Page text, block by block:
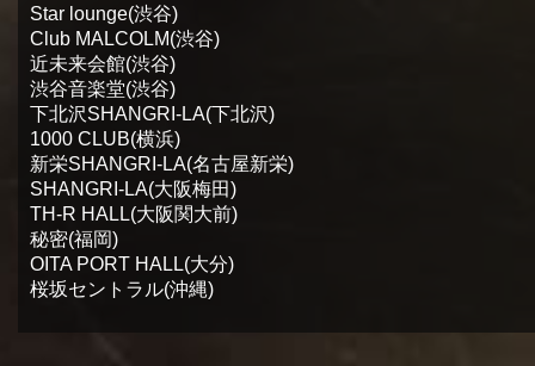
Star lounge(渋谷)
Club MALCOLM(渋谷)
近未来会館(渋谷)
渋谷音楽堂(渋谷)
下北沢SHANGRI-LA(下北沢)
1000 CLUB(横浜)
新栄SHANGRI-LA(名古屋新栄)
SHANGRI-LA(大阪梅田)
TH-R HALL(大阪関大前)
秘密(福岡)
OITA PORT HALL(大分)
桜坂セントラル(沖縄)